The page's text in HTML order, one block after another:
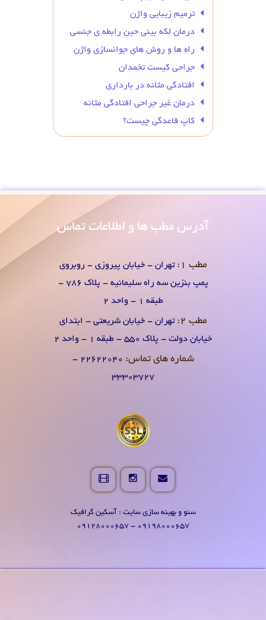
ترمیم زیبایی واژن
درمان لکه بینی حین رابطه ی جنسی
راه ها و روش های جوانسازی واژن
جراحی کیست تخمدان
افتادگی مثانه در بارداری
درمان غیر جراحی افتادگی مثانه
کاپ قاعدگی چیست؟
آدرس مطب ها و اطلاعات تماس
مطب 1:
تهران - خیابان پیروزی - روبروی
پمپ بنزین سه راه سلیمانیه - پلاک 786 -
طبقه 1 - واحد 2
مطب 2:
تهران - خیابان شریعتی - ابتدای
خیابان دولت - پلاک 550 - طبقه 1 - واحد 2
شماره های تماس:
۲۲۶۲۲۰۴0 -
۳۳۳۰۳۷۲۷
سئو و بهینه سازی سایت : آسکین گرافیک
09198000657 - 09128000657